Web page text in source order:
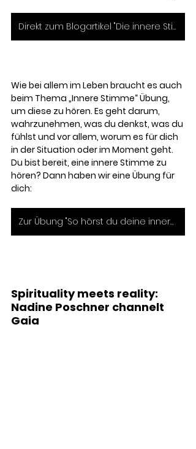
Direkt zum Blogartikel "Die innere Stimme"
Wie bei allem im Leben braucht es auch
beim Thema „Innere Stimme“ Übung,
um diese zu hören. Es geht darum,
wahrzunehmen, was du denkst, was du
fühlst und vor allem, worum es für dich
in der Situation oder im Moment geht.
Du bist bereit, eine innere Stimme zu
hören? Dann haben wir eine Übung für
dich:
Zur Übung "So hörst du deine innere Stimme"
Spirituality meets reality:
Nadine Poschner channelt
Gaia